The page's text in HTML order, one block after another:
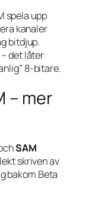
spela upp
kanaler
bitdjup.
det låter
8-bitare.
– mer
SAM
skriven av
bakom Beta